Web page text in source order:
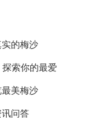
的梅沙
索你的最爱
美梅沙
问答